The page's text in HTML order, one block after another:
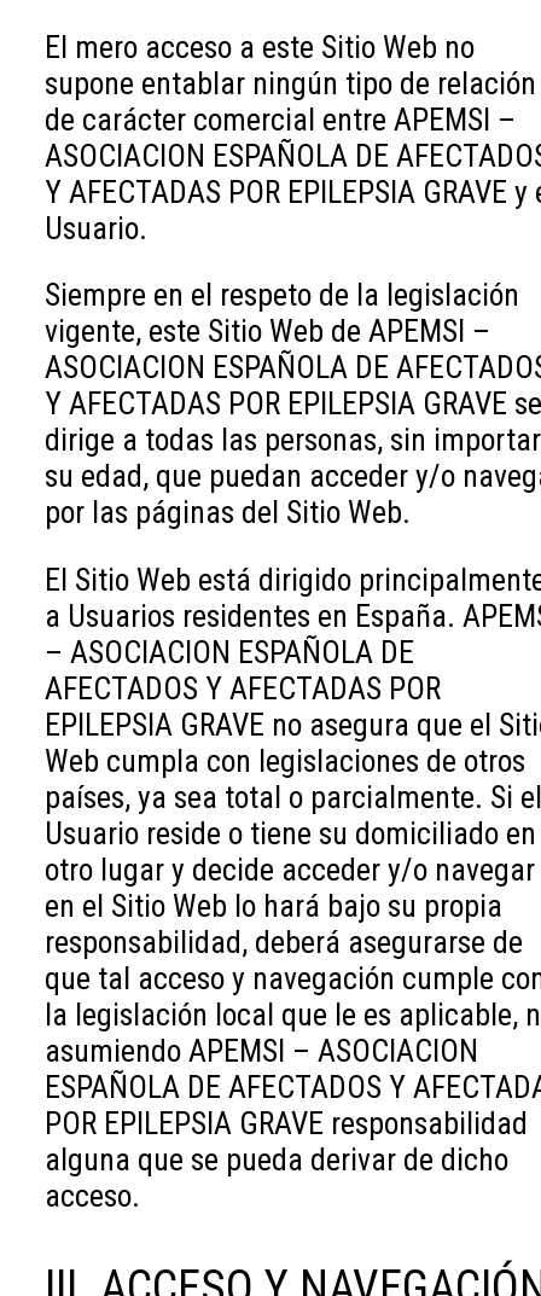
El mero acceso a este Sitio Web no
supone entablar ningún tipo de relación
de carácter comercial entre APEMSI –
ASOCIACION ESPAÑOLA DE
Y AFECTADAS POR EPILEPSIA GRAVE y
Usuario.
Siempre en el respeto de la legislación
vigente, este Sitio Web de APEMSI –
ASOCIACION ESPAÑOLA DE
Y AFECTADAS POR EPILEPSIA GRAVE se
dirige a todas las personas, sin importar
su edad, que puedan acceder y/o
por las páginas del Sitio Web.
El Sitio Web está dirigido
a Usuarios residentes en España.
– ASOCIACION ESPAÑOLA DE
AFECTADOS Y AFECTADAS POR
EPILEPSIA GRAVE no asegura que el
Web cumpla con legislaciones de otros
países, ya sea total o parcialmente. Si el
Usuario reside o tiene su domiciliado en
otro lugar y decide acceder y/o navegar
en el Sitio Web lo hará bajo su propia
responsabilidad, deberá asegurarse de
que tal acceso y navegación cumple
la legislación local que le es aplicable,
asumiendo APEMSI – ASOCIACION
ESPAÑOLA DE AFECTADOS Y
POR EPILEPSIA GRAVE responsabilidad
alguna que se pueda derivar de dicho
acceso.